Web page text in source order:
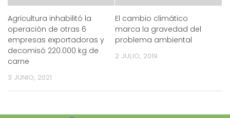
Agricultura inhabilitó la
operación de otras 6
empresas exportadoras y
decomisó 220.000 kg de
carne
3 JUNIO, 2021
El cambio climático
marca la gravedad del
problema ambiental
2 JULIO, 2019